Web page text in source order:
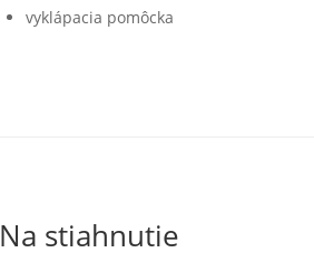
vyklápacia pomôcka
Na stiahnutie